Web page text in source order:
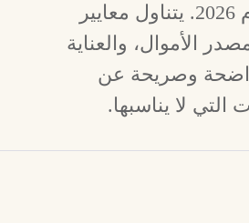
على جنسية فانواتو عن طريق الاستثمار في عام 2026. يتناول معايير
الأموال، والعناية
واضحة وصريحة عن
التي لا يناسبها.